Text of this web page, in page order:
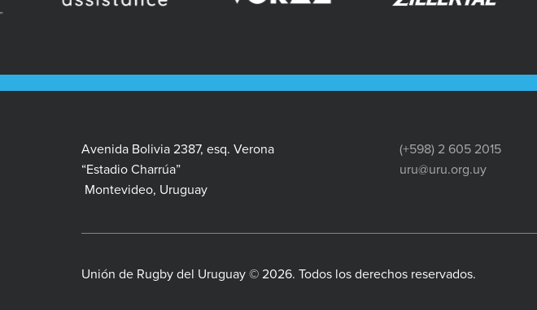
Avenida Bolivia 2387, esq. Verona
“Estadio Charrúa”
Montevideo, Uruguay
(+598) 2 605 2015
uru@uru.org.uy
Unión de Rugby del Uruguay © 2026. Todos los derechos reservados.